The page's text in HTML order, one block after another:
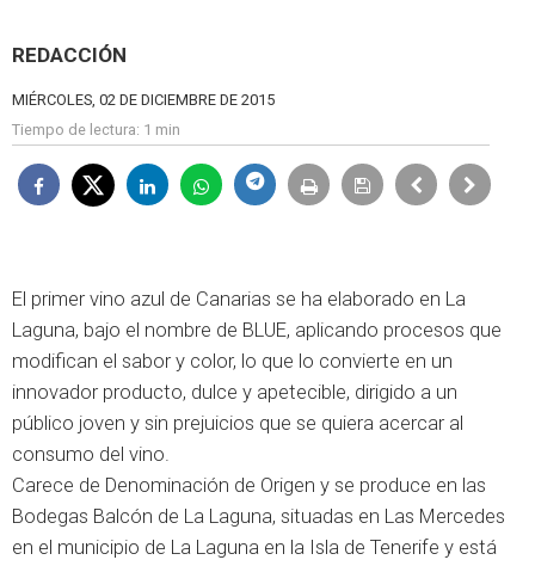
REDACCIÓN
MIÉRCOLES, 02 DE DICIEMBRE DE 2015
Tiempo de lectura: 1 min
El primer vino azul de Canarias se ha elaborado en La
Laguna, bajo el nombre de BLUE, aplicando procesos que
modifican el sabor y color, lo que lo convierte en un
innovador producto, dulce y apetecible, dirigido a un
público joven y sin prejuicios que se quiera acercar al
consumo del vino.
Carece de Denominación de Origen y se produce en las
Bodegas Balcón de La Laguna, situadas en Las Mercedes
en el municipio de La Laguna en la Isla de Tenerife y está